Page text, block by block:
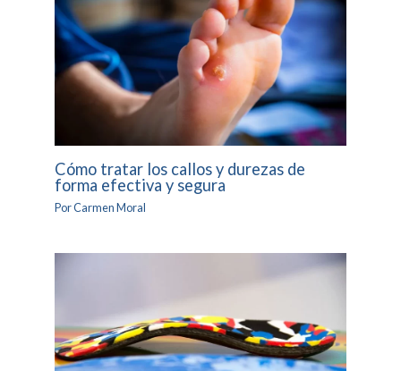
Cómo tratar los callos y durezas de
forma efectiva y segura
PorCarmen Moral